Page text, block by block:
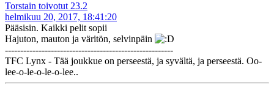
Torstain toivotut 23.2
helmikuu 20, 2017, 18:41:20
Pääsisin. Kaikki pelit sopii
Hajuton, mauton ja väritön, selvinpäin
-------------------------------------------------------
TFC Lynx - Tää joukkue on perseestä, ja syvältä, ja perseestä. Oo-
lee-o-le-o-le-o-lee..